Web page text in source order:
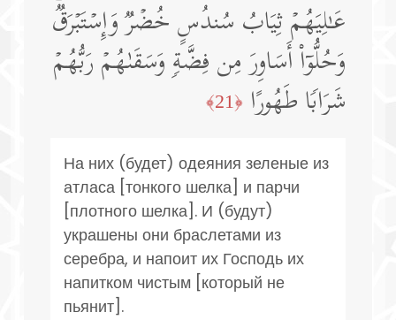
عَـٰلِیَهُمۡ ثِیَابُ سُندُسٍ خُضۡرࣱ وَإِسۡتَبۡرَقࣱۖ
وَحُلُّوۤا۟ أَسَاوِرَ مِن فِضَّةࣲ وَسَقَىٰهُمۡ رَبُّهُمۡ
شَرَابࣰا طَهُورًا ﴿21﴾
На них (будет) одеяния зеленые из
атласа [тонкого шелка] и парчи
[плотного шелка]. И (будут)
украшены они браслетами из
серебра, и напоит их Господь их
напитком чистым [который не
пьянит].